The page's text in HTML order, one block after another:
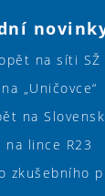
na síti SŽ
„Uničovce“
na
na lince R23
zkušebního